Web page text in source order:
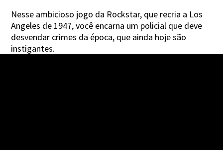
Nesse ambicioso jogo da Rockstar, que recria a Los
Angeles de 1947, você encarna um policial que deve
desvendar crimes da época, que ainda hoje são
instigantes.